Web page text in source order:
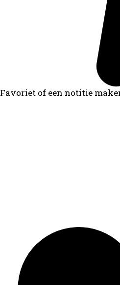
Favoriet of een notitie